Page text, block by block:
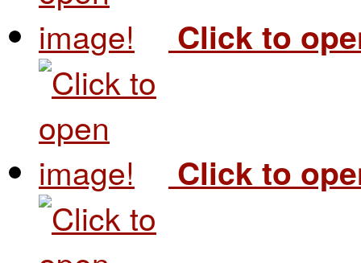
Click to
Click to